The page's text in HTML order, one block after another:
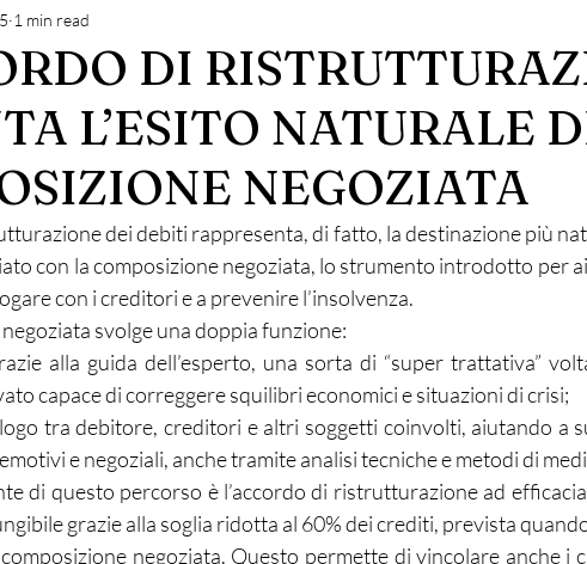
aziendale
DI
L’ESITO NATURALE
NEGOZIATA
1 min read
dei debiti rappresenta, di fatto, la destinazione più
con la composizione negoziata, lo strumento introdotto per
con i creditori e a prevenire l’insolvenza.
svolge una doppia funzione:
alla guida dell’esperto, una sorta di “super trattativa”
capace di correggere squilibri economici e situazioni di crisi;
tra debitore, creditori e altri soggetti coinvolti, aiutando a
e negoziali, anche tramite analisi tecniche e metodi di
di questo percorso è l’accordo di ristrutturazione ad
grazie alla soglia ridotta al 60% dei crediti, prevista
composizione negoziata. Questo permette di vincolare anche i